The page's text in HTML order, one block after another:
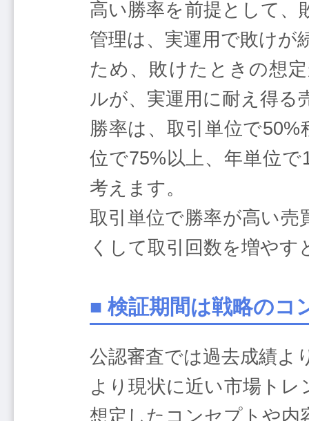
高い勝率を前提として、
管理は、実運用で敗けが
ため、敗けたときの想
ルが、実運用に耐え得る
勝率は、取引単位で
位で75%以上、年単位
考えます。
取引単位で勝率が高い売
くして取引回数を増や
■ 検証期間は戦略のコ
公認審査では過去成績よ
より現状に近い市場ト
想定したコンセプトや内